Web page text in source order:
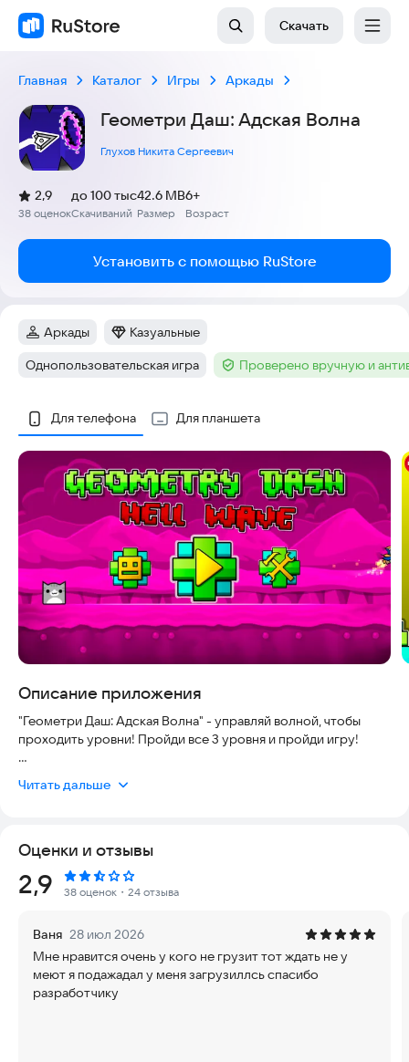
Скачать
Главная Каталог Игры Аркады
Геометри Даш: Адская Волна
Глухов Никита Сергеевич
Рейтинг:
2,9
(
38 оценок
)
Скачиваний
до 100 тыс
Размер
42.6 MB
Возраст
6+
Установить с помощью RuStore
Категория:
Аркады Категория:
Казуальные
Тег:
Однопользовательская игра Тег :Проверено вручную и
Скриншоты
Для телефона Для планшета
Описание приложения
"Геометри Даш: Адская Волна" - управляй волной, чтобы
проходить уровни! Пройди все 3 уровня и пройди игру!
каждым разом!
Чтобы победить в игре "Геометри Даш: Адская Волна",
нужно:
- Обходить все препятствия и не попадаться на них!
- Пройти все препятствия и попасть в розовый портал!
Почта -nik1tagluhov228@yandex.ru
Читать дальше
Оценки и отзывы
Рейтинг:
2,9 38 оценок ・24 отзыва
Ваня 28 июл 2026
Мне нравится очень у кого не грузит тот ждать не у
меют я подажадал у меня загрузиллсь спасибо
разработчику